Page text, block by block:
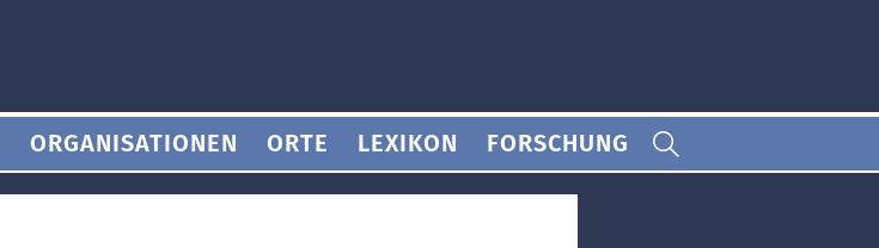
ORGANISATIONEN ORTE LEXIKON FORSCHUNG